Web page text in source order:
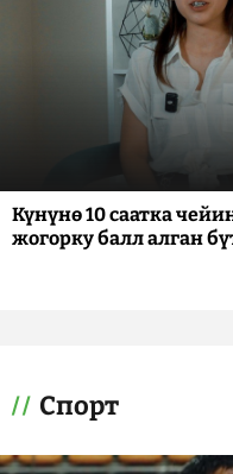
Күнүнө 10 саатка
жогорку балл алган
Спорт